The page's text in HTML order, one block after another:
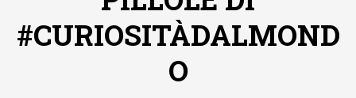
#CURIOSITÀDALMOND
O